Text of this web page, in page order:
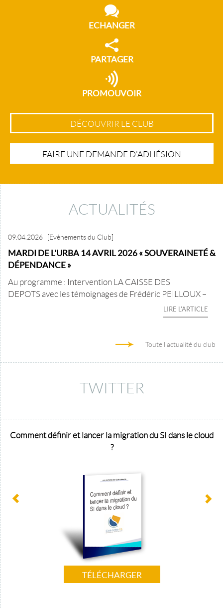
ECHANGER
PARTAGER
PROMOUVOIR
DÉCOUVRIR LE CLUB
FAIRE UNE DEMANDE D'ADHÉSION
ACTUALITÉS
09.04.2026 [Evènements du Club]
MARDI DE L'URBA 14 AVRIL 2026 « SOUVERAINETÉ &
DÉPENDANCE »
Au programme : Intervention LA CAISSE DES
DEPOTS avec les témoignages de Frédéric PEILLOUX –
LIRE L'ARTICLE
Toute l'actualité du club
TWITTER
Comment définir et lancer la migration du SI dans le cloud
?
TÉLÉCHARGER